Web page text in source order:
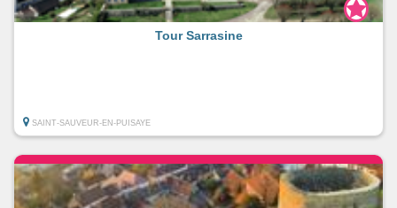
Tour Sarrasine
SAINT-SAUVEUR-EN-PUISAYE